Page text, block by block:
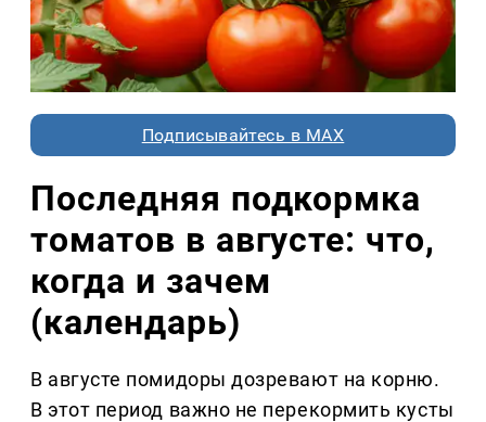
Подписывайтесь в MAX
Последняя подкормка
томатов в августе: что,
когда и зачем
(календарь)
В августе помидоры дозревают на корню.
В этот период важно не перекормить кусты